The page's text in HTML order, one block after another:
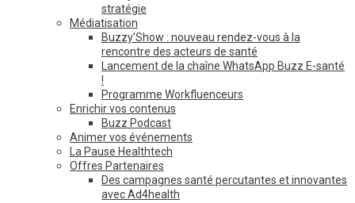
stratégie
Médiatisation
Buzzy’Show : nouveau rendez-vous à la
rencontre des acteurs de santé
Lancement de la chaîne WhatsApp Buzz E-santé
!
Programme Workfluenceurs
Enrichir vos contenus
Buzz Podcast
Animer vos événements
La Pause Healthtech
Offres Partenaires
Des campagnes santé percutantes et innovantes
avec Ad4health